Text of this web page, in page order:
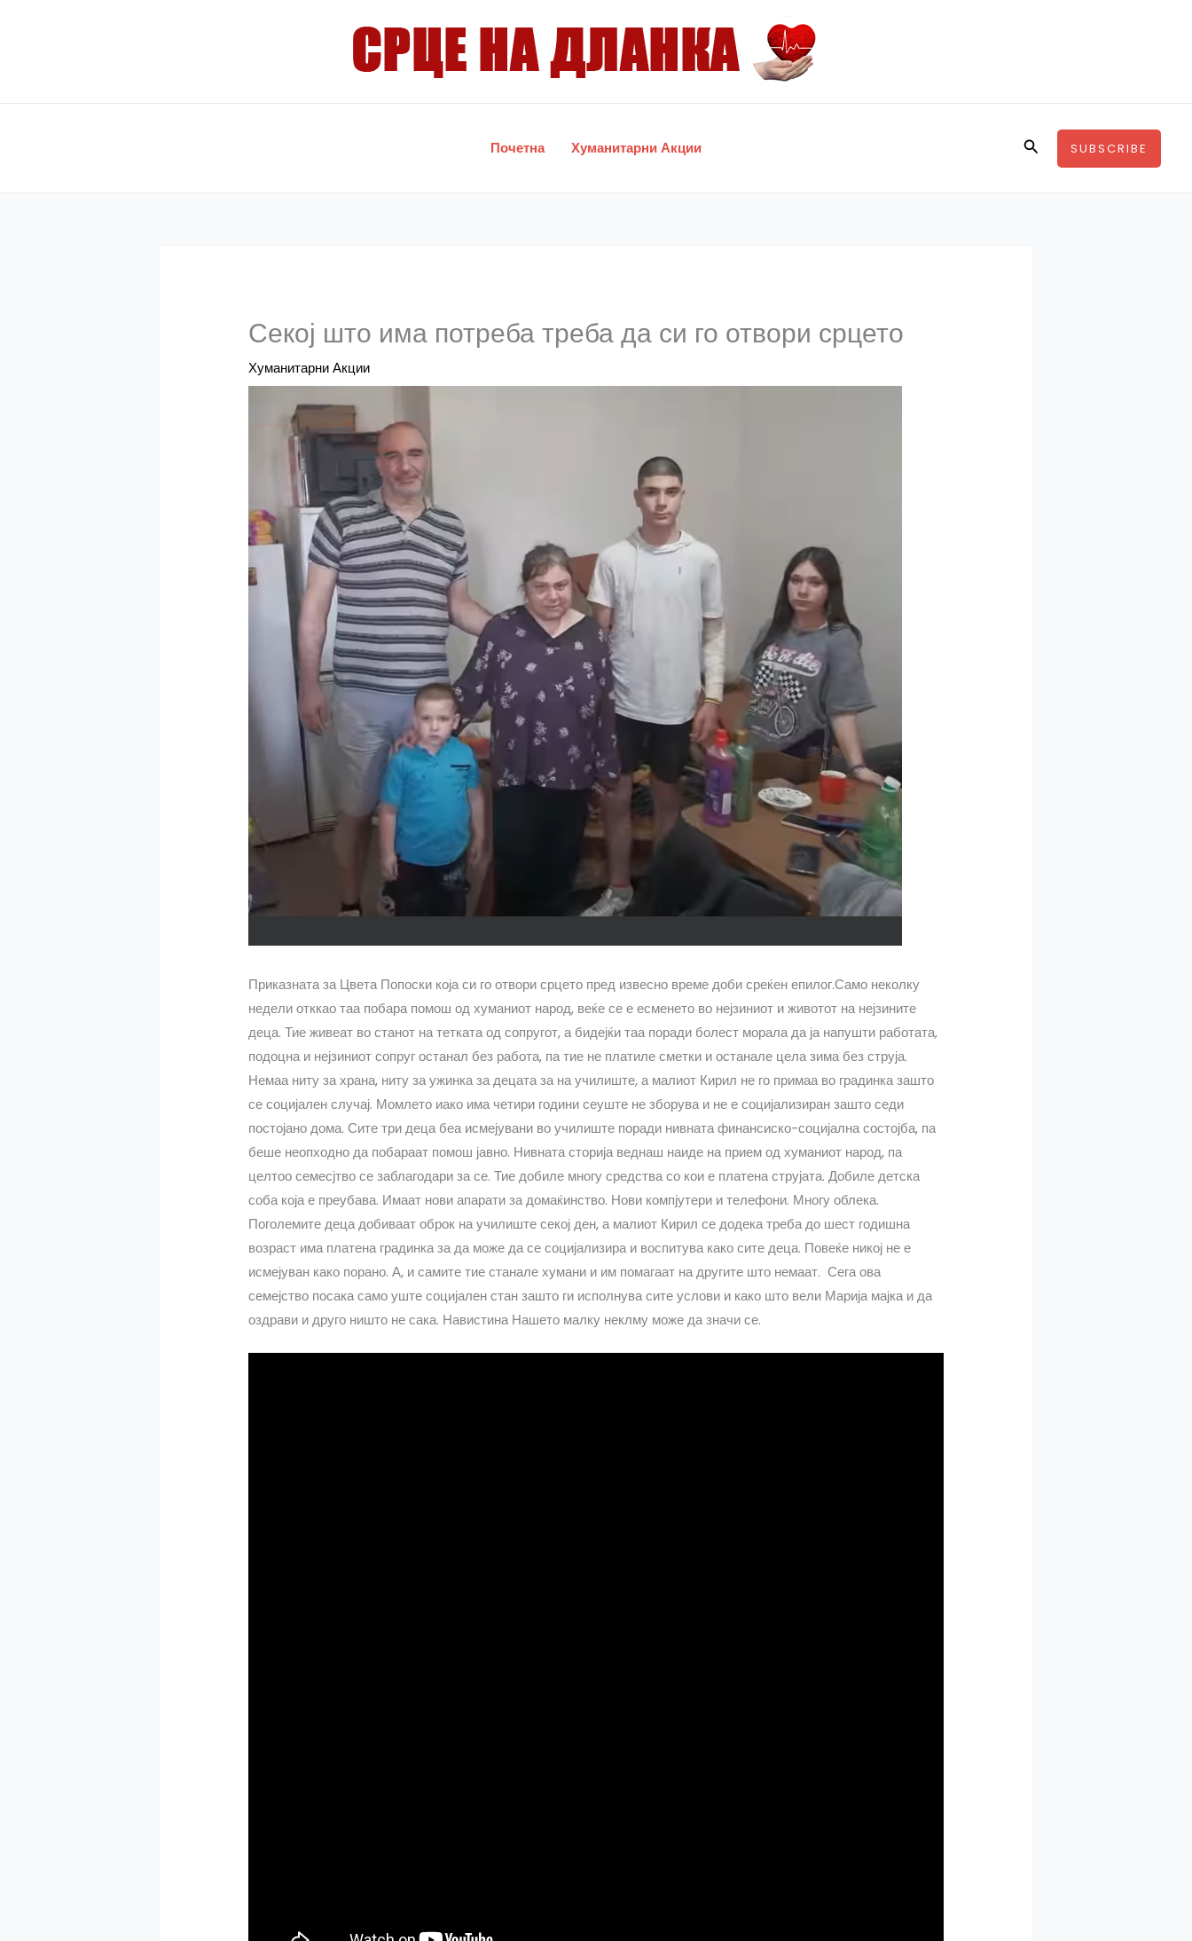
Почетна Хуманитарни Акции SearchSUBSCRIBE
Секој што има потреба треба да си го отвори срцето
Хуманитарни Акции
Приказната за Цвета Попоски која си го отвори срцето пред извесно време доби среќен епилог.Само неколку
недели отккао таа побара помош од хуманиот народ, веќе се е есменето во нејзиниот и животот на нејзините
деца. Тие живеат во станот на тетката од сопругот, а бидејќи таа поради болест морала да ја напушти работата,
подоцна и нејзиниот сопруг останал без работа, па тие не платиле сметки и останале цела зима без струја.
Немаа ниту за храна, ниту за ужинка за децата за на училиште, а малиот Кирил не го примаа во градинка зашто
се социјален случај. Момлето иако има четири години сеуште не зборува и не е социјализиран зашто седи
постојано дома. Сите три деца беа исмејувани во училиште поради нивната финансиско-социјална состојба, па
беше неопходно да побараат помош јавно. Нивната сторија веднаш наиде на прием од хуманиот народ, па
целтоо семесјтво се заблагодари за се. Тие добиле многу средства со кои е платена струјата. Добиле детска
соба која е преубава. Имаат нови апарати за домаќинство. Нови компјутери и телефони. Многу облека.
Поголемите деца добиваат оброк на училиште секој ден, а малиот Кирил се додека треба до шест годишна
возраст има платена градинка за да може да се социјализира и воспитува како сите деца. Повеќе никој не е
исмејуван како порано. А, и самите тие станале хумани и им помагаат на другите што немаат. Сега ова
семејство посака само уште социјален стан зашто ги исполнува сите услови и како што вели Марија мајка и да
оздрави и друго ништо не сака. Навистина Нашето малку неклму може да значи се.